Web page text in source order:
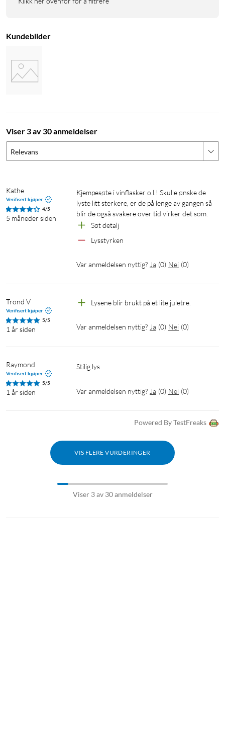
Kundebilder
Viser 3 av 30 anmeldelser
Relevans
Kathe
Verifisert kjøper
4/5
5 måneder siden
Kjempesøte i vinflasker o.l.! Skulle ønske de
lyste litt sterkere, er de på lenge av gangen så
blir de også svakere over tid virker det som.
Søt detalj
Lysstyrken
Var anmeldelsen nyttig? Ja (0) Nei (0)
Trond V
Verifisert kjøper
5/5
1 år siden
Lysene blir brukt på et lite juletre.
Var anmeldelsen nyttig? Ja (0) Nei (0)
Raymond
Verifisert kjøper
5/5
1 år siden
Stilig lys
Var anmeldelsen nyttig? Ja (0) Nei (0)
Powered By TestFreaks
VIS FLERE VURDERINGER
Viser 3 av 30 anmeldelser